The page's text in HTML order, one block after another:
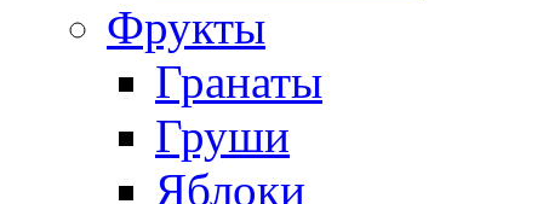
Фрукты
Гранаты
Груши
Яблоки